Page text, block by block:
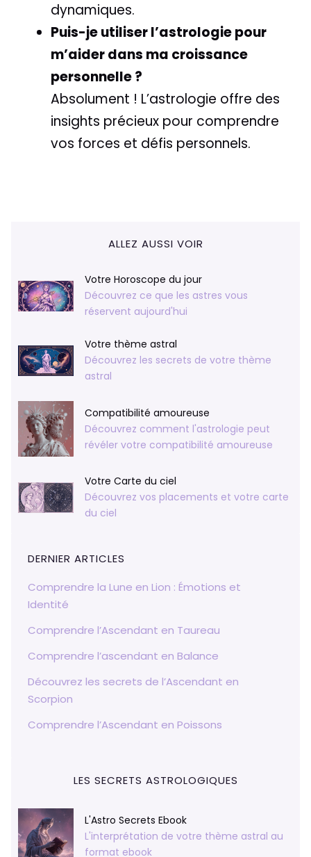
dynamiques.
Puis-je utiliser l’astrologie pour
m’aider dans ma croissance
personnelle ?
Absolument ! L’astrologie offre des
insights précieux pour comprendre
vos forces et défis personnels.
ALLEZ AUSSI VOIR
Votre Horoscope du jour
Découvrez ce que les astres vous
réservent aujourd'hui
Votre thème astral
Découvrez les secrets de votre thème
astral
Compatibilité amoureuse
Découvrez comment l'astrologie peut
révéler votre compatibilité amoureuse
Votre Carte du ciel
Découvrez vos placements et votre carte
du ciel
DERNIER ARTICLES
Comprendre la Lune en Lion : Émotions et
Identité
Comprendre l’Ascendant en Taureau
Comprendre l’ascendant en Balance
Découvrez les secrets de l’Ascendant en
Scorpion
Comprendre l’Ascendant en Poissons
LES SECRETS ASTROLOGIQUES
L'Astro Secrets Ebook
L'interprétation de votre thème astral au
format ebook